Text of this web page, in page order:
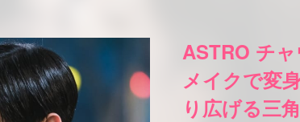
ASTRO チャ
メイクで変
り広げる三